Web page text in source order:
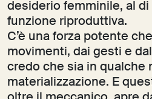
desiderio femminile, al di
funzione riproduttiva.
C’è una forza potente
movimenti, dai gesti e
credo che sia in qualche
materializzazione. E